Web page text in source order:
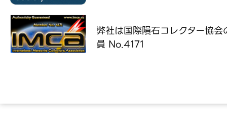
弊社は国際隕石コレクター協会
員 No.4171